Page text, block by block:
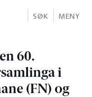
SØK MENY
60.
i
(FN) og